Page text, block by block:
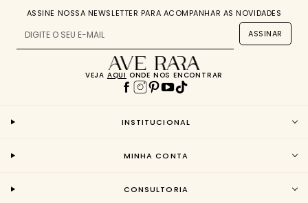
ASSINE NOSSA NEWSLETTER PARA ACOMPANHAR AS NOVIDADES
ASSINAR
VEJA AQUI ONDE NOS ENCONTRAR
INSTITUCIONAL
MINHA CONTA
CONSULTORIA